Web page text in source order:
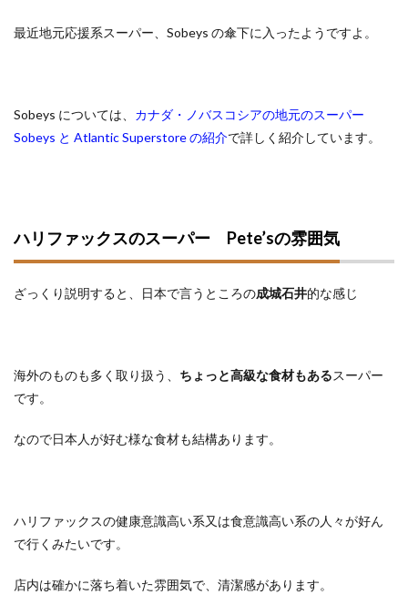
最近地元応援系スーパー、Sobeys の傘下に入ったようですよ。
Sobeys については、 カナダ・ノバスコシアの地元のスーパー
Sobeys と Atlantic Superstore の紹介で詳しく紹介しています。
ハリファックスのスーパー Pete’sの雰囲気
ざっくり説明すると、日本で言うところの成城石井的な感じ
海外のものも多く取り扱う、 ちょっと高級な食材もあるスーパー
です。
なので日本人が好む様な食材も結構あります。
ハリファックスの健康意識高い系又は食意識高い系の人々が好ん
で行くみたいです。
店内は確かに落ち着いた雰囲気で、清潔感があります。